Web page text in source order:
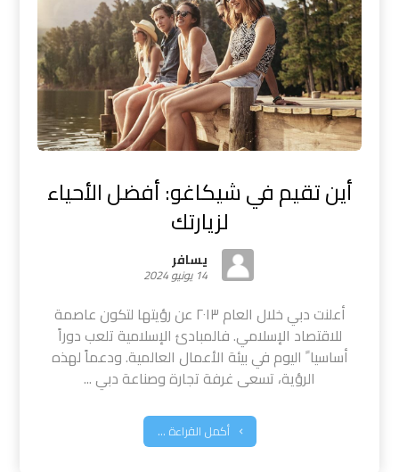
أين تقيم في شيكاغو: أفضل الأحياء
لزيارتك
يسافر
14 يونيو 2024
أعلنت دبي خلال العام ٢٠١٣ عن رؤيتها لتكون عاصمة
للاقتصاد الإسلامي. فالمبادئ الإسلامية تلعب دوراً
أساسيا ً اليوم في بيئة الأعمال العالمية. ودعماً لهذه
الرؤية، تسعى غرفة تجارة وصناعة دبي ...
أكمل القراءة ...